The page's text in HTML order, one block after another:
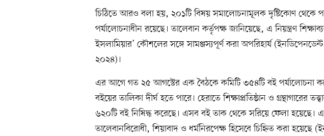
চিঠিতে আরও বলা হয়, ২০১টি বিষয় সমালোচনামূলক দৃষ্টিকোণ থেকে
পর্যালোচনাধীন রয়েছে। তালেবান কর্তৃপক্ষ জানিয়েছে, এ নিয়ন্ত্রণ
ইসলামিয়ার’ কৌশলের সঙ্গে সামঞ্জস্যপূর্ণ করা অপরিহার্য (ইনডিপেনডেন্ট
২০২৪)।
এর আগে গত ২৫ আগস্টের এক বৈঠকে কমিটি ৩৫৪টি বই পর্যালোচনা
বইয়ের তালিকা দীর্ঘ হতে পারে। হেরাতে শিক্ষাপ্রতিষ্ঠান ও গ্রন্থাগারের
৬২০টি বই নিষিদ্ধ করেছে। এসব বই তাক থেকে সরিয়ে ফেলা হয়েছে।
তালেবানবিরোধী, শিয়াবাদ ও ধর্মনিরপেক্ষ হিসেবে চিহ্নিত করা হয়েছে